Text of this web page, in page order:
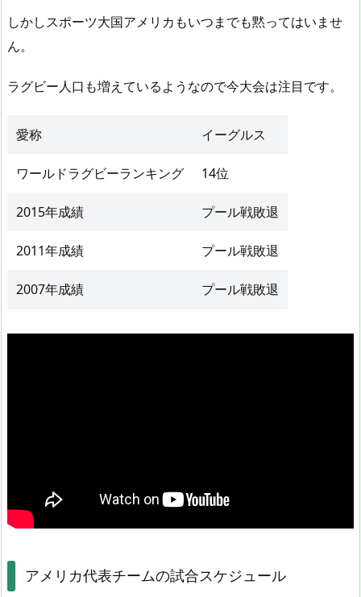
しかしスポーツ大国アメリカもいつまでも黙ってはいませ
ん。
ラグビー人口も増えているようなので今大会は注目です。
愛称 イーグルス
ワールドラグビーランキング 14位
2015年成績 プール戦敗退
2011年成績 プール戦敗退
2007年成績 プール戦敗退
アメリカ代表チームの試合スケジュール